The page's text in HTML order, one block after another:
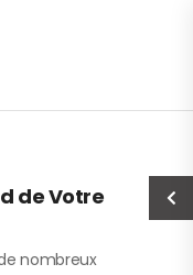
de Votre
nombreux